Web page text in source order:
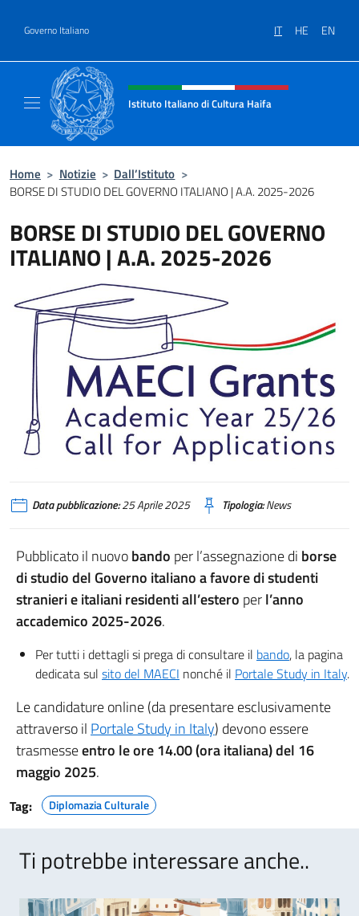
Governo Italiano IT HE EN
Intestazione sito, social e menù
Istituto Italiano di Cultura Haifa
Home > Notizie > Dall’Istituto >
BORSE DI STUDIO DEL GOVERNO ITALIANO | A.A. 2025-2026
BORSE DI STUDIO DEL GOVERNO
ITALIANO | A.A. 2025-2026
Data pubblicazione:25 Aprile 2025 Tipologia:News
Pubblicato il nuovobando per l’assegnazione di borse
di studio del Governo italiano a favore di studenti
stranieri e italiani residenti all’estero perl’anno
accademico 2025-2026.
Per tutti i dettagli si prega di consultare il bando, la pagina
dedicata sul sito del MAECI nonché il Portale Study in Italy.
Le candidature online (da presentare esclusivamente
attraverso il Portale Study in Italy) devono essere
trasmesseentro le ore 14.00 (ora italiana) del 16
maggio 2025.
Tag: Diplomazia Culturale
Ti potrebbe interessare anche..